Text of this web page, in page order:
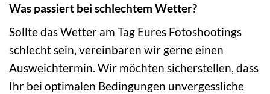
Was passiert bei schlechtem Wetter?
Sollte das Wetter am Tag Eures Fotoshootings
schlecht sein, vereinbaren wir gerne einen
Ausweichtermin. Wir möchten sicherstellen, dass
Ihr bei optimalen Bedingungen unvergessliche